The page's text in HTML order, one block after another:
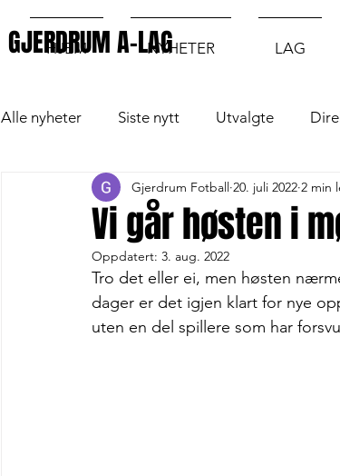
GJERDRUM A-LAG
HJEM NYHETER LAG
Alle nyheter Siste nytt Utvalgte
Vi går høsten i
Gjerdrum Fotball 20. juli 2022 2 min
Oppdatert: 3. aug. 2022
Tro det eller ei, men høsten
dager er det igjen klart for nye
uten en del spillere som har